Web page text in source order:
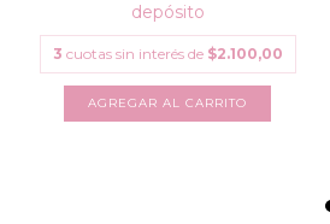
depósito
3 cuotas sin interés de $2.100,00